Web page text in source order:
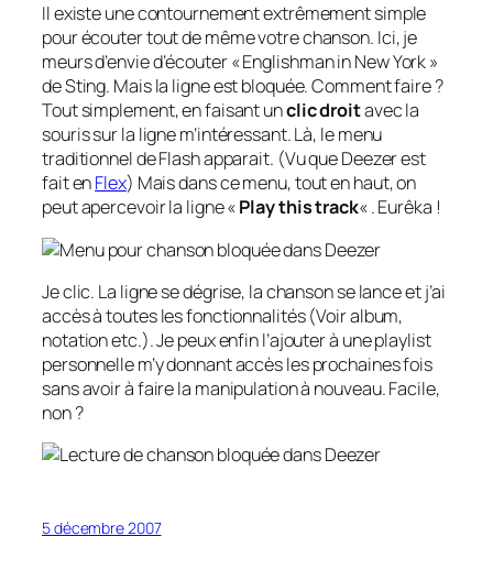
Il existe une contournement extrêmement simple
pour écouter tout de même votre chanson. Ici, je
meurs d’envie d’écouter «Englishman in New York»
de Sting. Mais la ligne est bloquée. Comment faire ?
Tout simplement, en faisant unclic droitavec la
souris sur la ligne m’intéressant. Là, le menu
traditionnel de Flash apparait. (Vu que Deezer est
fait enFlex) Mais dans ce menu, tout en haut, on
peut apercevoir la ligne «Play this track« . Eurêka !
Je clic. La ligne se dégrise, la chanson se lance et j’ai
accès à toutes les fonctionnalités (Voir album,
notation etc.). Je peux enfin l’ajouter à uneplaylist
personnelle m’y donnant accès les prochaines fois
sans avoir à faire la manipulation à nouveau. Facile,
non ?
5 décembre 2007